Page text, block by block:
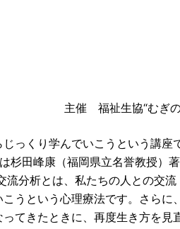
主催 福祉生協“むぎ
っくり学んでいこうという講座
杉田峰康（福岡県立名誉教授）著
流分析とは、私たちの人との交流
うという心理療法です。さらに
てきたときに、再度生き方を見